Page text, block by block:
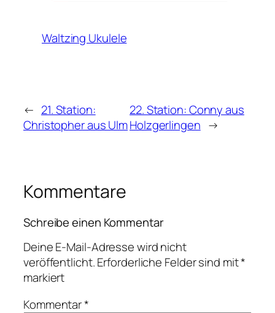
Waltzing Ukulele
← 21. Station:
Christopher aus Ulm
22. Station: Conny aus
Holzgerlingen →
Kommentare
Schreibe einen Kommentar
Deine E-Mail-Adresse wird nicht
veröffentlicht.Erforderliche Felder sind mit*
markiert
Kommentar*